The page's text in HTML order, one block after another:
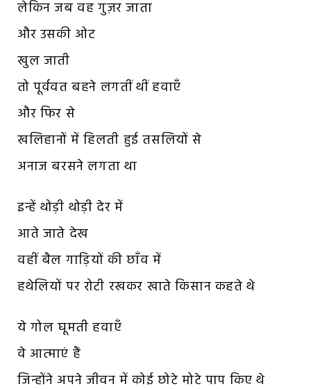
लेकिन जब वह गुज़र जाता
और उसकी ओट
खुल जाती
तो पूर्ववत बहने लगतीं थीं हवाएँ
और फिर से
खलिहानों में हिलती हुई तसलियों से
अनाज बरसने लगता था
इन्हें थोड़ी थोड़ी देर में
आते जाते देख
वहीं बैल गाड़ियों की छाँव में
हथेलियों पर रोटी रखकर खाते किसान कहते थे
ये गोल घूमती हवाएँ
वे आत्माएं हैं
जिन्होंने अपने जीवन में कोई छोटे मोटे पाप किए थे